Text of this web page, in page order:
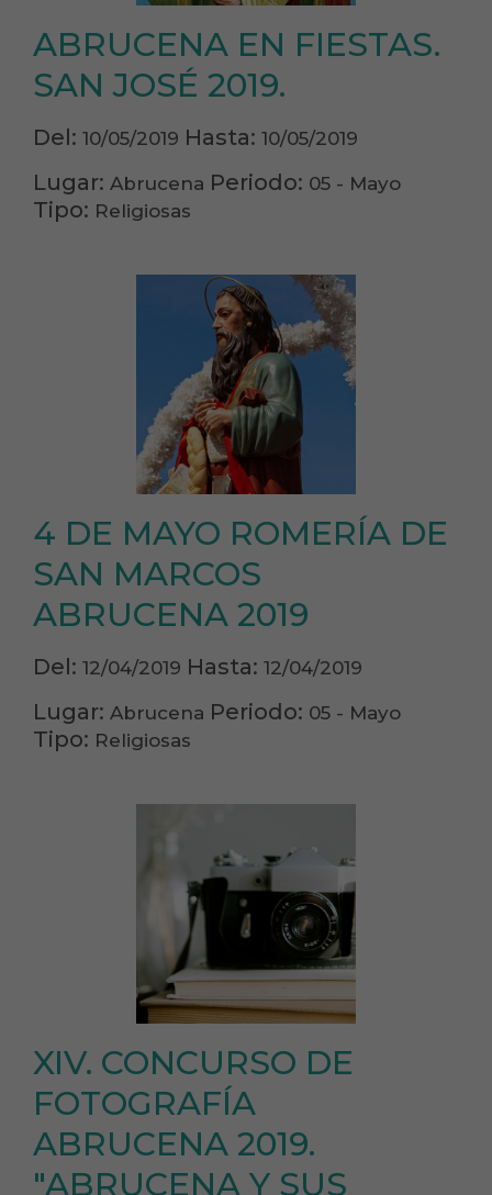
ABRUCENA EN FIESTAS.
SAN JOSÉ 2019.
Del: 10/05/2019 Hasta: 10/05/2019
Lugar: Abrucena Periodo: 05 - Mayo
Tipo: Religiosas
4 DE MAYO ROMERÍA DE
SAN MARCOS
ABRUCENA 2019
Del: 12/04/2019 Hasta: 12/04/2019
Lugar: Abrucena Periodo: 05 - Mayo
Tipo: Religiosas
XIV. CONCURSO DE
FOTOGRAFÍA
ABRUCENA 2019.
"ABRUCENA Y SUS